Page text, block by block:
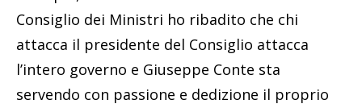
Consiglio dei Ministri ho ribadito che chi
attacca il presidente del Consiglio attacca
l’intero governo e Giuseppe Conte sta
servendo con passione e dedizione il proprio